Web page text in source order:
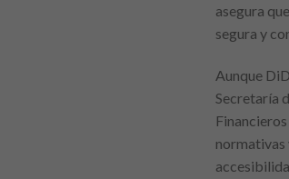
asegura
segura y
Aunque
Secretaría
normativas